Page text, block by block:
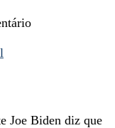
Joe Biden diz que